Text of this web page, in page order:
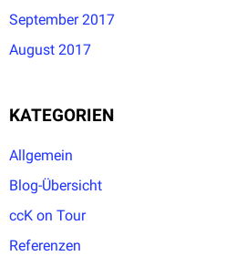
September 2017
August 2017
KATEGORIEN
Allgemein
Blog-Übersicht
ccK on Tour
Referenzen